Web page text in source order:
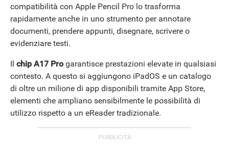
compatibilità con Apple Pencil Pro lo trasforma
rapidamente anche in uno strumento per annotare
documenti, prendere appunti, disegnare, scrivere o
evidenziare testi.
Il chip A17 Progarantisce prestazioni elevate in qualsiasi
contesto. A questo si aggiungono iPadOS e un catalogo
di oltre un milione di app disponibili tramite App Store,
elementi che ampliano sensibilmente le possibilità di
utilizzo rispetto a un eReader tradizionale.